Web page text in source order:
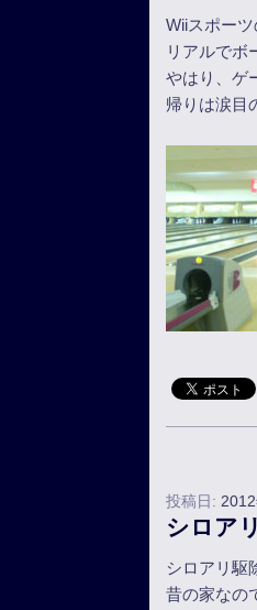
Wiiスポー
リアルでボ
やはり、ゲ
帰りは涙目
投稿日:
シロア
シロアリ駆
昔の家なの